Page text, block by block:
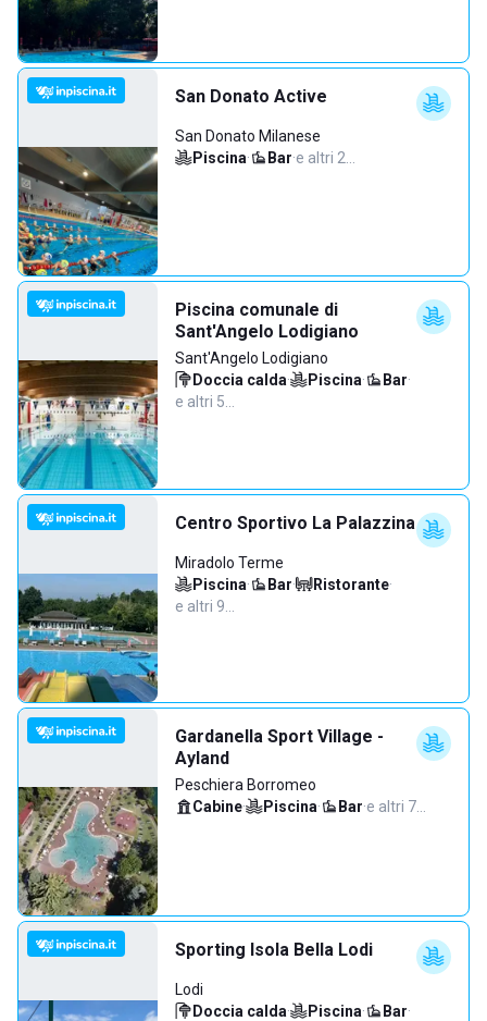
San Donato Active
San Donato Milanese
Piscina· Bar·e altri 2…
Piscina comunale di
Sant'Angelo Lodigiano
Sant'Angelo Lodigiano
Doccia calda· Piscina· Bar·
e altri 5…
Centro Sportivo La Palazzina
Miradolo Terme
Piscina· Bar· Ristorante·
e altri 9…
Gardanella Sport Village -
Ayland
Peschiera Borromeo
Cabine· Piscina· Bar·e altri 7…
Sporting Isola Bella Lodi
Lodi
Doccia calda· Piscina· Bar·